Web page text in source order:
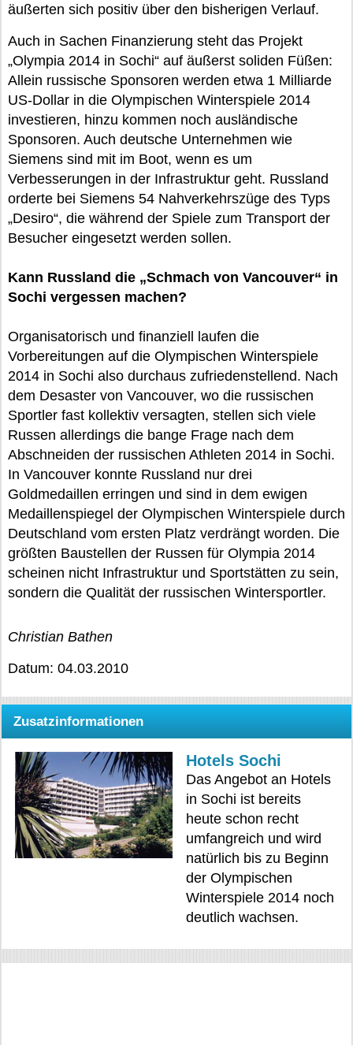
äußerten sich positiv über den bisherigen Verlauf.
Auch in Sachen Finanzierung steht das Projekt
„Olympia 2014 in Sochi“ auf äußerst soliden Füßen:
Allein russische Sponsoren werden etwa 1 Milliarde
US-Dollar in die Olympischen Winterspiele 2014
investieren, hinzu kommen noch ausländische
Sponsoren. Auch deutsche Unternehmen wie
Siemens sind mit im Boot, wenn es um
Verbesserungen in der Infrastruktur geht. Russland
orderte bei Siemens 54 Nahverkehrszüge des Typs
„Desiro“, die während der Spiele zum Transport der
Besucher eingesetzt werden sollen.
Kann Russland die „Schmach von Vancouver“ in
Sochi vergessen machen?
Organisatorisch und finanziell laufen die
Vorbereitungen auf die Olympischen Winterspiele
2014 in Sochi also durchaus zufriedenstellend. Nach
dem Desaster von Vancouver, wo die russischen
Sportler fast kollektiv versagten, stellen sich viele
Russen allerdings die bange Frage nach dem
Abschneiden der russischen Athleten 2014 in Sochi.
In Vancouver konnte Russland nur drei
Goldmedaillen erringen und sind in dem ewigen
Medaillenspiegel der Olympischen Winterspiele durch
Deutschland vom ersten Platz verdrängt worden. Die
größten Baustellen der Russen für Olympia 2014
scheinen nicht Infrastruktur und Sportstätten zu sein,
sondern die Qualität der russischen Wintersportler.
Christian Bathen
Datum: 04.03.2010
Zusatzinformationen
Hotels Sochi
Das Angebot an Hotels
in Sochi ist bereits
heute schon recht
umfangreich und wird
natürlich bis zu Beginn
der Olympischen
Winterspiele 2014 noch
deutlich wachsen.